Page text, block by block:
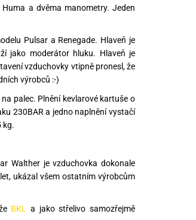
a dvěma manometry. Jeden
Pulsar a Renegade. Hlaveň je
jako moderátor hluku. Hlaveň je
vzduchovky vtipně pronesl, že
výrobců :-)
palec. Plnění kevlarové kartuše o
230BAR a jedno naplnění vystačí
kg.
Walther je vzduchovka dokonale
ukázal všem ostatním výrobcům
BKL
a jako střelivo samozřejmě